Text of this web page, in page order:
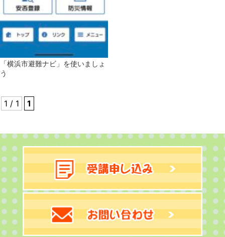
「横浜市避難ナビ」を使いましょ
う
1 / 1 1